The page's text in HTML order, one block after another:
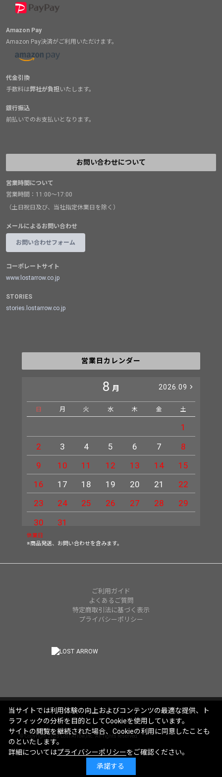
Amazon Pay
Amazon Pay決済がご利用いただけます。
代金引換
手数料は弊社が負担いたします。
銀行振込
前払いでのお支払いとなります。
お問い合わせについて
営業時間について
営業時間：11:00～17:00
（土日祝日及び、当社指定休業日を除く）
メールによるお問い合わせ
お問い合わせフォーム
コーポレートサイト
www.lostarrow.co.jp
STORIES
stories.lostarrow.co.jp
営業日カレンダー
8 月 2026.09
日 月 火 水 木 金 土
1
2
3 4 5 6 7
8
9
10 11 12 13 14
15
16
17 18 19 20 21
22
23
24 25 26 27 28
29
30
31
休業日
※商品発送、お問い合わせを含みます。
ご利用ガイド
よくあるご質問
特定商取引法に基づく表示
プライバシーポリシー
© Copyright 2025 Lost Arrow,Inc. All rights reserved.
当サイトでは利用体験の向上およびコンテンツの最適な提供、ト
ラフィックの分析を目的としてCookieを使用しています。
サイトの閲覧を継続された場合、Cookieの利用に同意したことも
のといたします。
詳細についてはプライバシーポリシーをご確認ください。
承諾する